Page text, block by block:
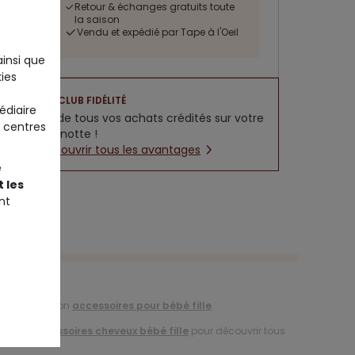
Retour & échanges gratuits toute
la saison
Vendu et expédié par Tape à l'Oeil
CLUB FIDÉLITÉ
5% de tous vos achats crédités sur votre
cagnotte !
Découvrir tous les avantages
la collection accessoires pour bébé fille.
d'
accessoires cheveux bébé fille pour découvrir tous
que
les